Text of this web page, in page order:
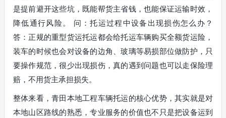
是提前避开这些坑，既能帮货主省钱，也能保证运输时效，
降低通行风险。 问：托运过程中设备出现损伤怎么办？
答：正规的重型货运托运都会给托运车辆购买全额货运险，
装车的时候也会对设备的边角、玻璃等易损部位做防护，只
要操作规范，很少出现损伤，真的遇到问题也可以走保险理
赔，不用货主承担损失。
整体来看，青田本地工程车辆托运的核心优势，其实就是对
本地山区路线的熟悉，专业服务的价值也不只是把设备运到